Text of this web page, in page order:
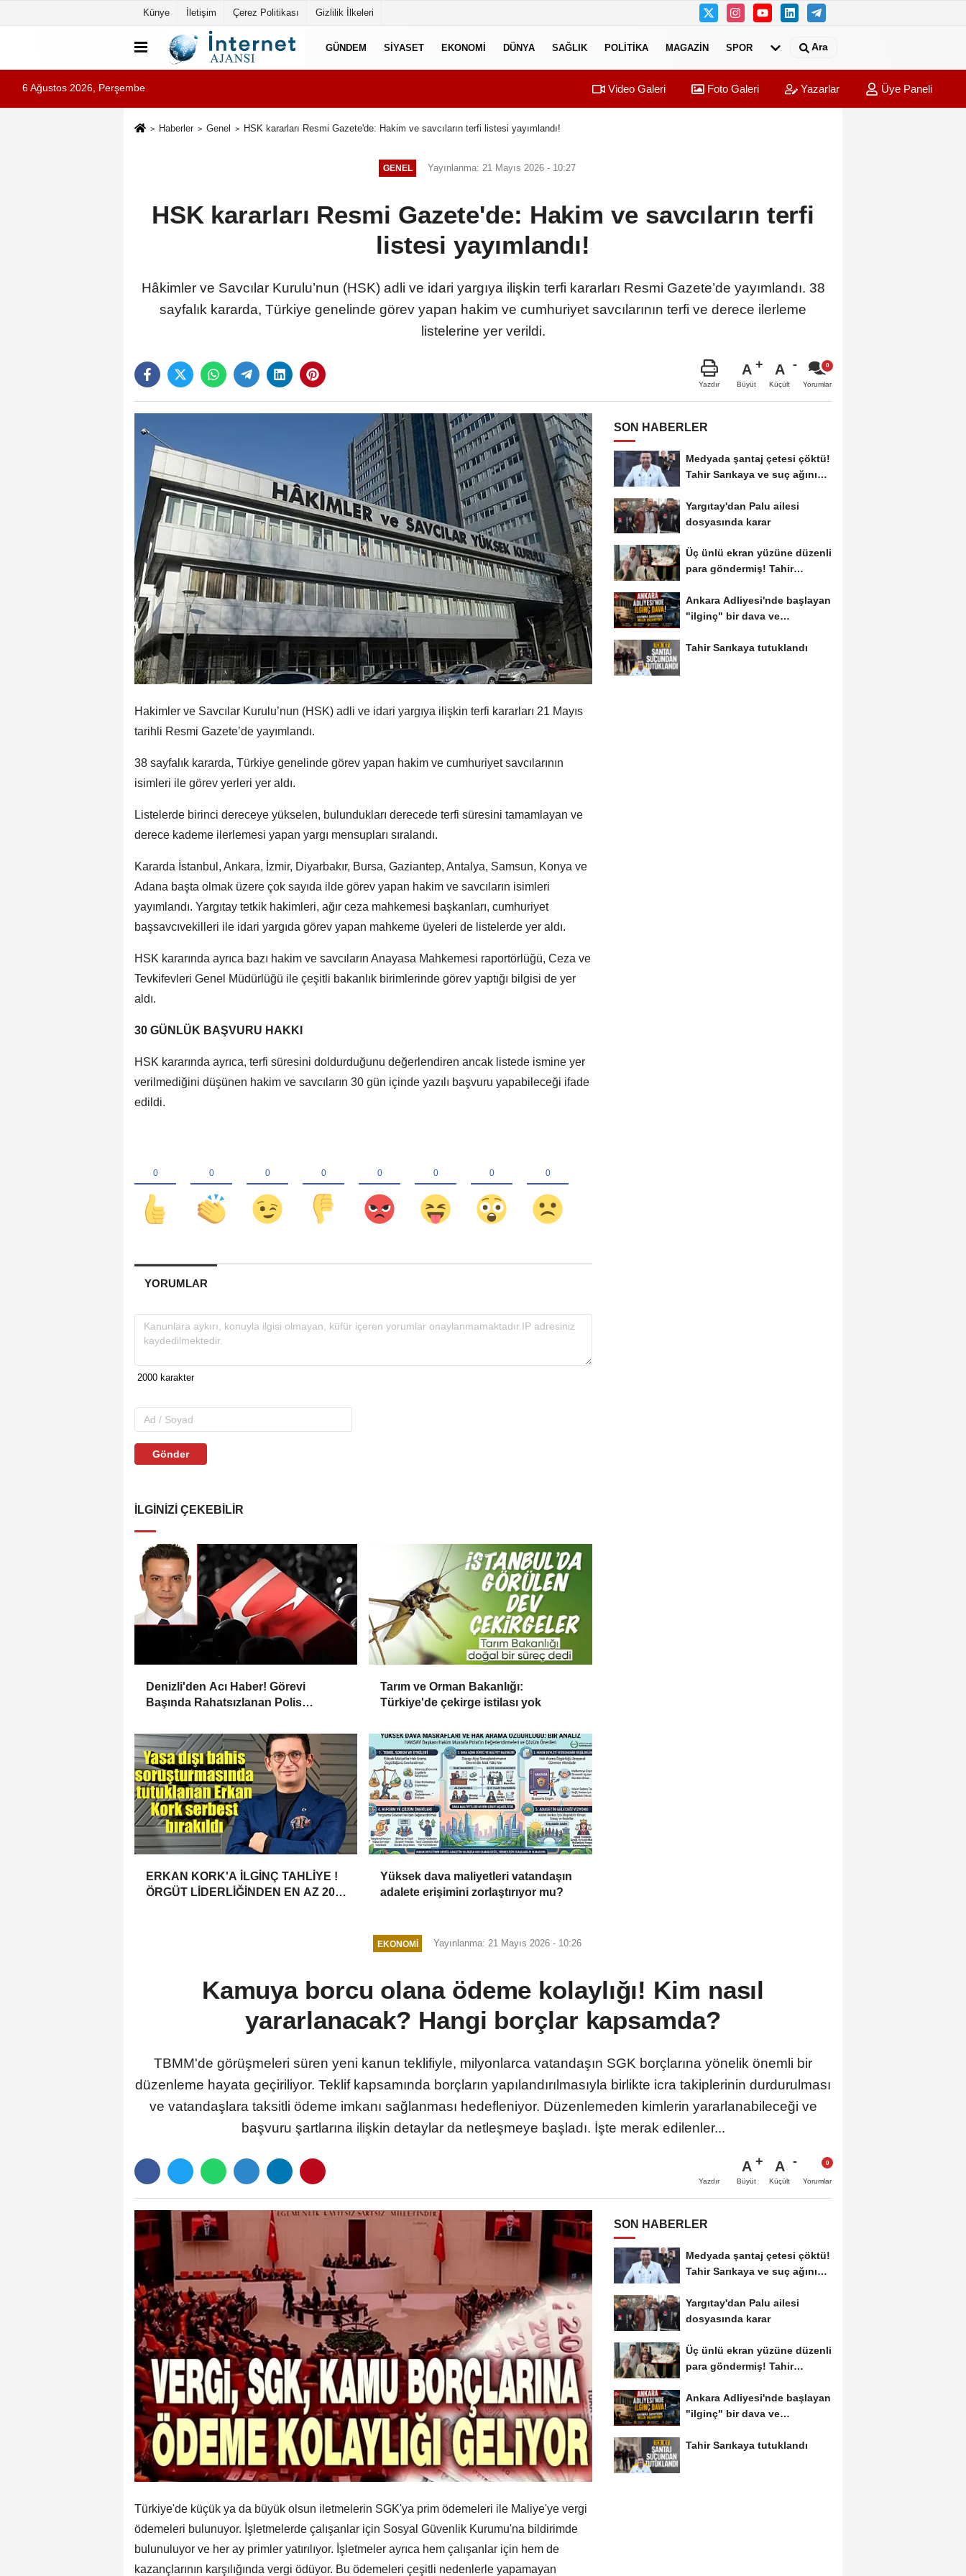
Künye İletişim Çerez Politikası Gizlilik İlkeleri
GÜNDEM SIYASET EKONOMI DÜNYA SAĞLIK POLITIKA MAGAZIN SPOR Ara
6 Ağustos 2026, Perşembe Video Galeri Foto Galeri Yazarlar Üye Paneli
Haberler Genel HSK kararları Resmi Gazete'de: Hakim ve savcıların terfi listesi yayımlandı!
GENEL Yayınlanma: 21 Mayıs 2026 - 10:27
HSK kararları Resmi Gazete'de: Hakim ve savcıların terfi
listesi yayımlandı!
Hâkimler ve Savcılar Kurulu’nun (HSK) adli ve idari yargıya ilişkin terfi kararları Resmi Gazete’de yayımlandı. 38
sayfalık kararda, Türkiye genelinde görev yapan hakim ve cumhuriyet savcılarının terfi ve derece ilerleme
listelerine yer verildi.
Yazdır
A
Büyüt
A
Küçült Yorumlar
Hakimler ve Savcılar Kurulu’nun (HSK) adli ve idari yargıya ilişkin terfi kararları 21 Mayıs
tarihli Resmi Gazete’de yayımlandı.
38 sayfalık kararda, Türkiye genelinde görev yapan hakim ve cumhuriyet savcılarının
isimleri ile görev yerleri yer aldı.
Listelerde birinci dereceye yükselen, bulundukları derecede terfi süresini tamamlayan ve
derece kademe ilerlemesi yapan yargı mensupları sıralandı.
Kararda İstanbul, Ankara, İzmir, Diyarbakır, Bursa, Gaziantep, Antalya, Samsun, Konya ve
Adana başta olmak üzere çok sayıda ilde görev yapan hakim ve savcıların isimleri
yayımlandı. Yargıtay tetkik hakimleri, ağır ceza mahkemesi başkanları, cumhuriyet
başsavcıvekilleri ile idari yargıda görev yapan mahkeme üyeleri de listelerde yer aldı.
HSK kararında ayrıca bazı hakim ve savcıların Anayasa Mahkemesi raportörlüğü, Ceza ve
Tevkifevleri Genel Müdürlüğü ile çeşitli bakanlık birimlerinde görev yaptığı bilgisi de yer
aldı.
30 GÜNLÜK BAŞVURU HAKKI
HSK kararında ayrıca, terfi süresini doldurduğunu değerlendiren ancak listede ismine yer
verilmediğini düşünen hakim ve savcıların 30 gün içinde yazılı başvuru yapabileceği ifade
edildi.
YORUMLAR
Gönder
İLGINIZI ÇEKEBILIR
Denizli'den Acı Haber! Görevi
Başında Rahatsızlanan Polis
Oldu
Tarım ve Orman Bakanlığı:
Türkiye'de çekirge istilası yok
ERKAN KORK'A İLGİNÇ TAHLİYE !
ÖRGÜT LİDERLİĞİNDEN EN AZ 20
Yüksek dava maliyetleri vatandaşın
adalete erişimini zorlaştırıyor mu?
SON HABERLER
Medyada şantaj çetesi çöktü!
Tahir Sarıkaya ve suç ağının
Yargıtay'dan Palu ailesi
dosyasında karar
Üç ünlü ekran yüzüne düzenli
para göndermiş! Tahir
Ankara Adliyesi'nde başlayan
"ilginç" bir dava ve
Tahir Sarıkaya tutuklandı
EKONOMI Yayınlanma: 21 Mayıs 2026 - 10:26
Kamuya borcu olana ödeme kolaylığı! Kim nasıl
yararlanacak? Hangi borçlar kapsamda?
TBMM'de görüşmeleri süren yeni kanun teklifiyle, milyonlarca vatandaşın SGK borçlarına yönelik önemli bir
düzenleme hayata geçiriliyor. Teklif kapsamında borçların yapılandırılmasıyla birlikte icra takiplerinin durdurulması
ve vatandaşlara taksitli ödeme imkanı sağlanması hedefleniyor. Düzenlemeden kimlerin yararlanabileceği ve
başvuru şartlarına ilişkin detaylar da netleşmeye başladı. İşte merak edilenler...
Yazdır
A
Büyüt
A
Küçült Yorumlar
Türkiye'de küçük ya da büyük olsun iletmelerin SGK'ya prim ödemeleri ile Maliye'ye vergi
ödemeleri bulunuyor. İşletmelerde çalışanlar için Sosyal Güvenlik Kurumu'na bildirimde
bulunuluyor ve her ay primler yatırılıyor. İşletmeler ayrıca hem çalışanlar için hem de
kazançlarının karşılığında vergi ödüyor. Bu ödemeleri çeşitli nedenlerle yapamayan
SON HABERLER
Medyada şantaj çetesi çöktü!
Tahir Sarıkaya ve suç ağının
Yargıtay'dan Palu ailesi
dosyasında karar
Üç ünlü ekran yüzüne düzenli
para göndermiş! Tahir
Ankara Adliyesi'nde başlayan
"ilginç" bir dava ve
Tahir Sarıkaya tutuklandı